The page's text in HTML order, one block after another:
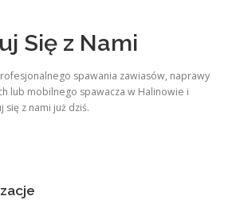
Się z Nami
spawania zawiasów, naprawy
lub mobilnego spawacza w Halinowie i
się z nami już dziś.